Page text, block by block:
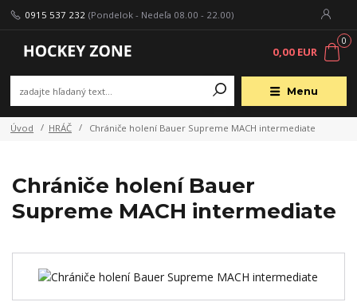
Menu
0915 537 232 (Pondelok - Nedeľa 08.00 - 22.00)
0
0,00 EUR
Úvod HRÁČ Chrániče holení Bauer Supreme MACH intermediate
Chrániče holení Bauer
Supreme MACH intermediate